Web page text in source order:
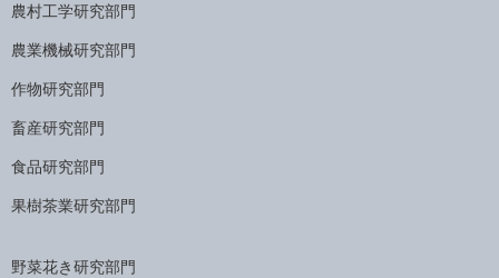
農村工学研究部門
農業機械研究部門
作物研究部門
畜産研究部門
食品研究部門
果樹茶業研究部門
野菜花き研究部門